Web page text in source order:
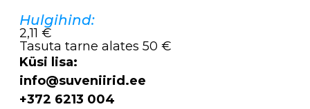
Hulgihind:
2,11 €
Tasuta tarne alates 50 €
Küsi lisa:
info@suveniirid.ee
+372 6213 004